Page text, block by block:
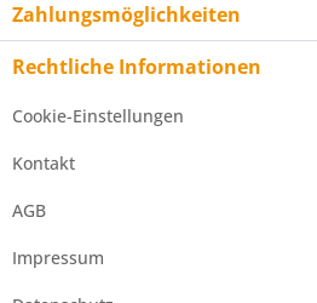
Zahlungsmöglichkeiten
Rechtliche Informationen
Cookie-Einstellungen
Kontakt
AGB
Impressum